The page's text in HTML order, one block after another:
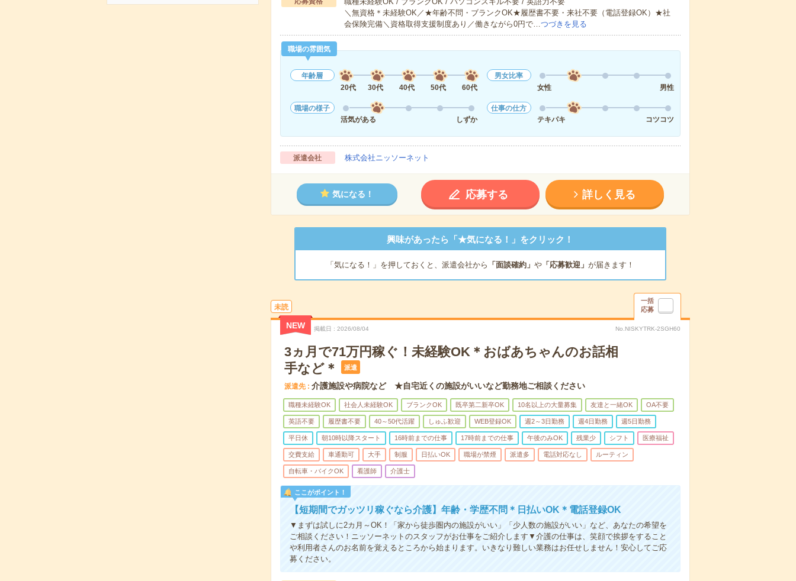
＼無資格＊未経験OK／★年齢不問・ブランクOK★履歴書不要・来社不要（電話登録OK）★社
会保険完備＼資格取得支援制度あり／働きながら0円で…つづきを見る
職場の雰囲気
年齢層
20代
30代 40代 50代 60代
男女比率
女性
男性
職場の様子
活気がある
しずか
仕事の仕方
テキパキ
コツコツ
派遣会社 株式会社ニッソーネット
気になる！ 応募する 詳しく見る
興味があったら「★気になる！」をクリック！
「気になる！」を押しておくと、派遣会社から 「面談確約」 や「応募歓迎」 が届きます！
未読
一括
応募
NEW 掲載日 2026/08/04 No.NISKYTRK-2SGH60
3ヵ月で71万円稼ぐ！未経験OK＊おばあちゃんのお話相
手など＊
派遣
派遣先 介護施設や病院など ★自宅近くの施設がいいなど勤務地ご相談ください
職種未経験OK 社会人未経験OK ブランクOK 既卒第二新卒OK 10名以上の大量募集 友達と一緒OK OA不要
英語不要 履歴書不要 40～50代活躍 しゅふ歓迎 WEB登録OK 週2～3日勤務 週4日勤務 週5日勤務
平日休 朝10時以降スタート 16時前までの仕事 17時前までの仕事 午後のみOK 残業少 シフト 医療福祉
交費支給 車通勤可 大手 制服 日払いOK 職場が禁煙 派遣多 電話対応なし ルーティン
自転車・バイクOK 看護師 介護士
ここがポイント！
【短期間でガッツリ稼ぐなら介護】年齢・学歴不問＊日払いOK＊電話登録OK
▼まずは試しに2カ月～OK！「家から徒歩圏内の施設がいい」「少人数の施設がいい」など、あなたの希望を
ご相談ください！ニッソーネットのスタッフがお仕事をご紹介します▼介護の仕事は、笑顔で挨拶をすること
や利用者さんのお名前を覚えるところから始まります。いきなり難しい業務はお任せしません！安心してご応
募ください。